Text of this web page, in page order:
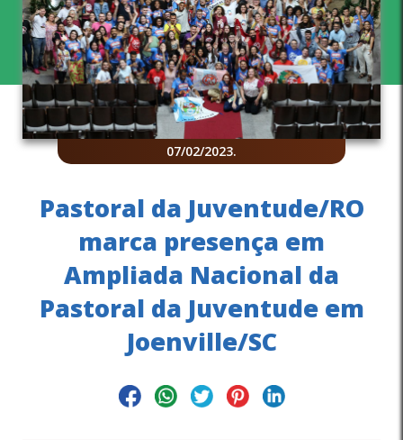
07/02/2023.
Pastoral da Juventude/RO
marca presença em
Ampliada Nacional da
Pastoral da Juventude em
Joenville/SC